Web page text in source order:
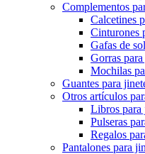
Complementos
Calcetines
Cinturones
Gafas de
Gorras
Mochilas
Guantes para
Otros artículos
Libros para
Pulseras
Regalos
Pantalones para